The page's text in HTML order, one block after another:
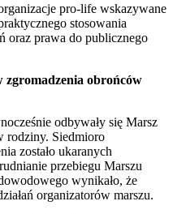
pro-life wskazywane
stosowania
oraz prawa do publicznego
zgromadzenia obrońców
odbywały się Marsz
rodziny. Siedmioro
zostało ukaranych
przebiegu Marszu
wynikało, że
organizatorów marszu.